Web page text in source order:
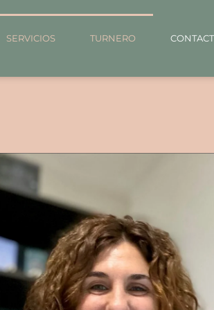
SERVICIOS TURNERO